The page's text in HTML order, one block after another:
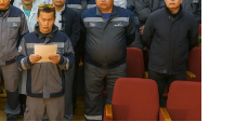
публикацию